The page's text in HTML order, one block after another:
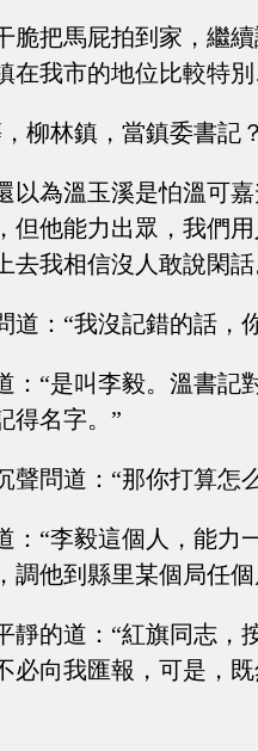
脆把馬屁拍到家，繼
在我市的地位比較特
柳林鎮，當鎮委書記
以為溫玉溪是怕溫可
但他能力出眾，我們
去我相信沒人敢說閑話
道：“我沒記錯的話，
：“是叫李毅。溫書記
得名字。”
聲問道：“那你打算怎
：“李毅這個人，能力
調他到縣里某個局任
靜的道：“紅旗同志，
必向我匯報，可是，